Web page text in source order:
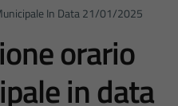
In Data 21/01/2025
orario
in data